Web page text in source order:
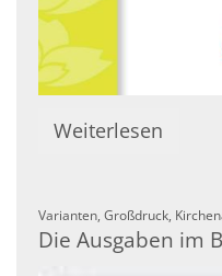
Weiterlesen
Varianten, Großdruck,
Die Ausgaben im